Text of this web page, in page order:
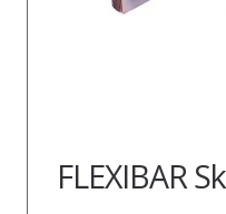
FLEXIBAR